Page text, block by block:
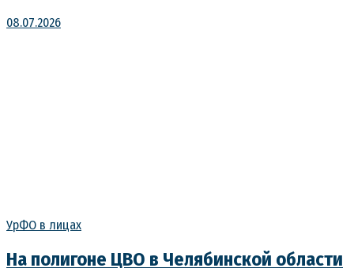
08.07.2026
УрФО в лицах
На полигоне ЦВО в Челябинской области